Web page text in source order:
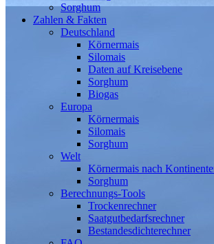
Sorghum
Zahlen & Fakten
Deutschland
Körnermais
Silomais
Daten auf Kreisebene
Sorghum
Biogas
Europa
Körnermais
Silomais
Sorghum
Welt
Körnermais nach
Sorghum
Berechnungs-Tools
Trockenrechner
Saatgutbedarfsrechner
Bestandesdichterechner